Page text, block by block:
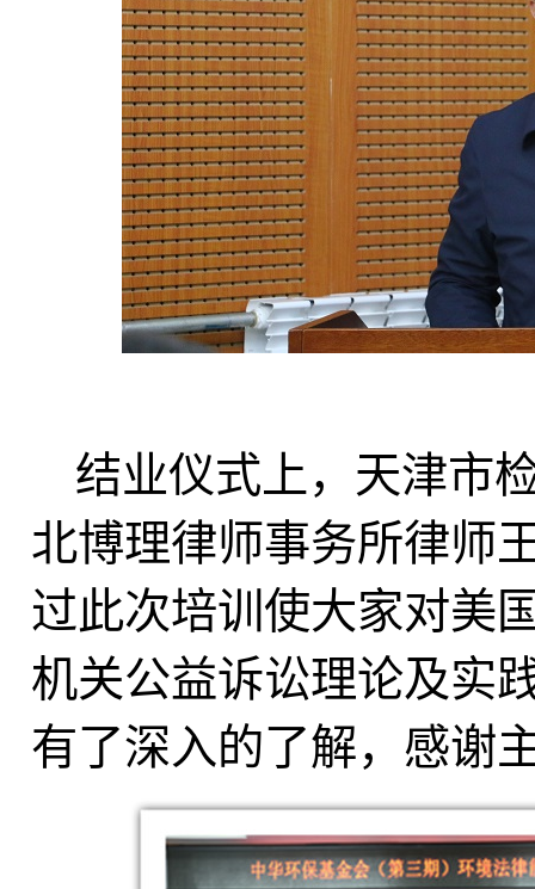
结业仪式上，天津市
北博理律师事务所律师
过此次培训使大家对美
机关公益诉讼理论及实
有了深入的了解，感谢